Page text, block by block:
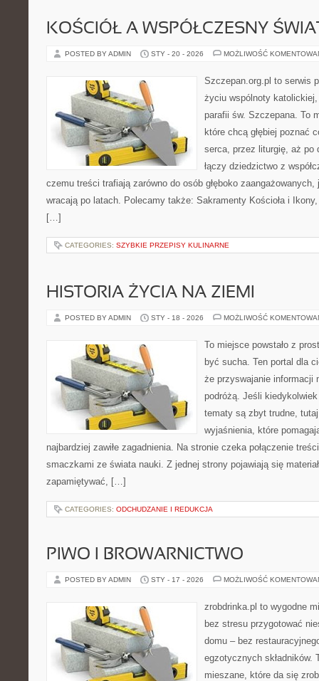
KOŚCIÓŁ A WSPÓŁCZESNY
POSTED BY ADMIN STY - 20 - 2026 MOŻLIWOŚĆ
Szczepan.org.pl to serwis
życiu wspólnoty
parafii św. Szczepana. To
które chcą głębiej poznać
serca, przez liturgię, aż po
łączy dziedzictwo z
czemu treści trafiają zarówno do osób głęboko
wracają po latach. Polecamy także: Sakramenty Kościoła i
[…]
CATEGORIES: SZYBKIE PRZEPISY KULINARNE
HISTORIA ŻYCIA NA ZIEMI
POSTED BY ADMIN STY - 18 - 2026 MOŻLIWOŚĆ
To miejsce powstało z
być sucha. Ten portal dla
że przyswajanie informacji
podróżą. Jeśli
tematy są zbyt trudne,
wyjaśnienia, które
najbardziej zawiłe zagadnienia. Na stronie czeka połączenie
smaczkami ze świata nauki. Z jednej strony pojawiają się
zapamiętywać, […]
CATEGORIES: ODCHUDZANIE I REDUKCJA
PIWO I BROWARNICTWO
POSTED BY ADMIN STY - 17 - 2026 MOŻLIWOŚĆ
zrobdrinka.pl to wygodne
bez stresu przygotować
domu – bez
egzotycznych składników.
mieszane, które da się